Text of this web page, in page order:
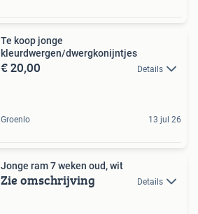
Te koop jonge
kleurdwergen/dwergkonijntjes
€ 20,00 Details
Groenlo 13 jul 26
Jonge ram 7 weken oud, wit
Zie omschrijving Details